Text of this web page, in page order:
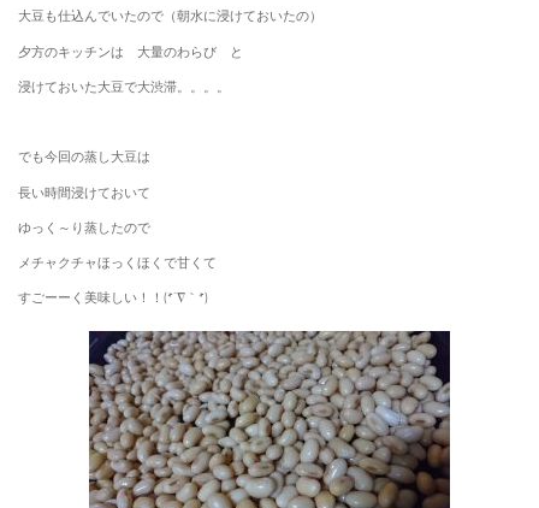
大豆も仕込んでいたので（朝水に浸けておいたの）
夕方のキッチンは 大量のわらび と
浸けておいた大豆で大渋滞。。。。
でも今回の蒸し大豆は
長い時間浸けておいて
ゆっく～り蒸したので
メチャクチャほっくほくで甘くて
すごーーく美味しい！！(*´∇｀*)